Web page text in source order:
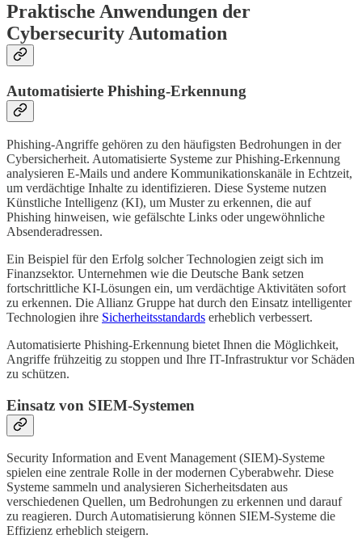
Praktische Anwendungen der
Cybersecurity Automation
Automatisierte Phishing-Erkennung
Phishing-Angriffe gehören zu den häufigsten Bedrohungen in der
Cybersicherheit. Automatisierte Systeme zur Phishing-Erkennung
analysieren E-Mails und andere Kommunikationskanäle in Echtzeit,
um verdächtige Inhalte zu identifizieren. Diese Systeme nutzen
Künstliche Intelligenz (KI), um Muster zu erkennen, die auf
Phishing hinweisen, wie gefälschte Links oder ungewöhnliche
Absenderadressen.
Ein Beispiel für den Erfolg solcher Technologien zeigt sich im
Finanzsektor. Unternehmen wie die Deutsche Bank setzen
fortschrittliche KI-Lösungen ein, um verdächtige Aktivitäten sofort
zu erkennen. Die Allianz Gruppe hat durch den Einsatz intelligenter
Technologien ihre Sicherheitsstandards erheblich verbessert.
Automatisierte Phishing-Erkennung bietet Ihnen die Möglichkeit,
Angriffe frühzeitig zu stoppen und Ihre IT-Infrastruktur vor Schäden
zu schützen.
Einsatz von SIEM-Systemen
Security Information and Event Management (SIEM)-Systeme
spielen eine zentrale Rolle in der modernen Cyberabwehr. Diese
Systeme sammeln und analysieren Sicherheitsdaten aus
verschiedenen Quellen, um Bedrohungen zu erkennen und darauf
zu reagieren. Durch Automatisierung können SIEM-Systeme die
Effizienz erheblich steigern.